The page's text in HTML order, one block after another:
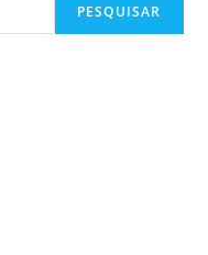
PESQUISAR